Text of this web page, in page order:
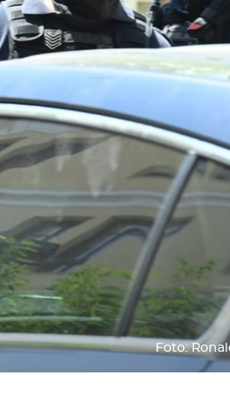
Foto:
BRAVO, MODRI!
Velika drama i
Dinamo izbacio
pretkolo Lige prvaka!